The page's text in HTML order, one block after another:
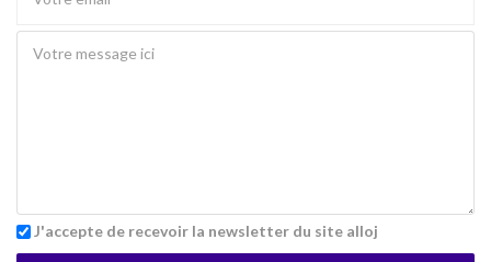
J'accepte de recevoir la newsletter du site alloj